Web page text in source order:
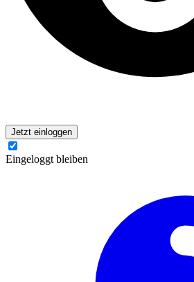
Jetzt einloggen
Eingeloggt bleiben